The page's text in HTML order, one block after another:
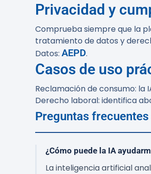
Privacidad y
Comprueba siempre que la
tratamiento de datos y
Datos: AEPD.
Casos de uso
Reclamación de consumo:
Derecho laboral: identifica
Preguntas frecuentes
¿Cómo puede la IA
La inteligencia artificial